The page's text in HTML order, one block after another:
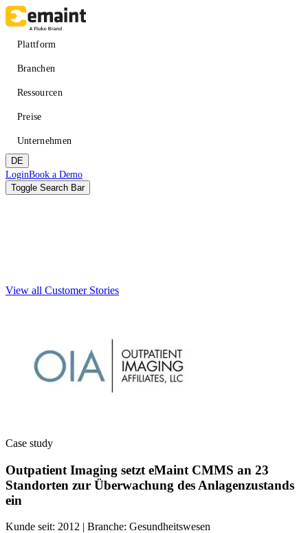
Direkt
zum
Main
navigation
Plattform
VERBESSERN SIE DIE VERFÜGBARKEIT
Branchen
Ressourcen
LERNEN
Perspektive von Praktikern, wöchentlich
Whitepapers
Ausführliche Inhalte, mit und ohne Registrierung
Webinare
Live und on-demand
Branchenspezifische Eingaben, teilbares Ergebnis
Hilfe-Center
Durchsuchbare Produktdokumentation
Trust Center
Preise
Unternehmen
Über eMaint + Fluke
Partner
Wiederverkäufer, Technologie, Lieferung
Partnersuche
Alle Partner anzeigen
Kundengeschichten
Kontakt
DE
Header
CTA
LoginBook a Demo
Toggle Search Bar
View all Customer Stories
Case study
Outpatient Imaging setzt eMaint CMMS an 23
Standorten zur Überwachung des Anlagenzustands
ein
Kunde seit: 2012 | Branche: Gesundheitswesen